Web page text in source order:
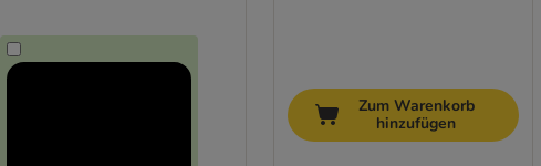
Zum Warenkorb
hinzufügen